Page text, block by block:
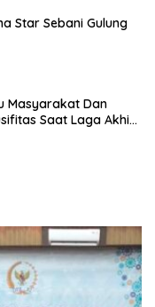
Star Sebani Gulung
Masyarakat Dan
Saat Laga Akhir